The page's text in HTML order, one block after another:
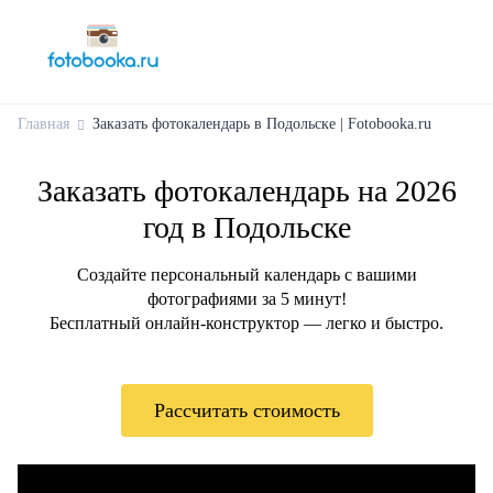
Главная Заказать фотокалендарь в Подольске | Fotobooka.ru
Заказать фотокалендарь на 2026
год в Подольске
Создайте персональный календарь с вашими
фотографиями за 5 минут!
Бесплатный онлайн-конструктор — легко и быстро.
Рассчитать стоимость